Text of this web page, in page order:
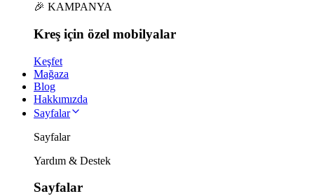
🎉 KAMPANYA
Kreş için özel mobilyalar
Keşfet
Mağaza
Blog
Hakkımızda
Sayfalar
Sayfalar
Yardım & Destek
Sayfalar